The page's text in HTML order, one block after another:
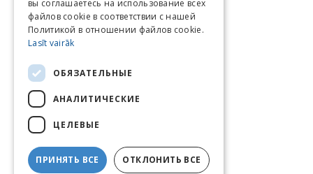
RUSSIAN
вы соглашаетесь на использование всех
файлов cookie в соответствии с нашей
Политикой в ​​отношении файлов cookie.
Lasīt vairāk
ОБЯЗАТЕЛЬНЫЕ
АНАЛИТИЧЕСКИЕ
ЦЕЛЕВЫЕ
ПРИНЯТЬ ВСЕ ОТКЛОНИТЬ ВСЕ